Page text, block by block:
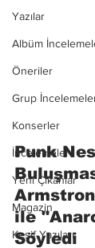
Yazılar
Albüm
Öneriler
Grup
Konserler
İncelemeler
Yeni Çıkanlar
Magazin
Keşif Yazıları
Punk
ile
Söyledi